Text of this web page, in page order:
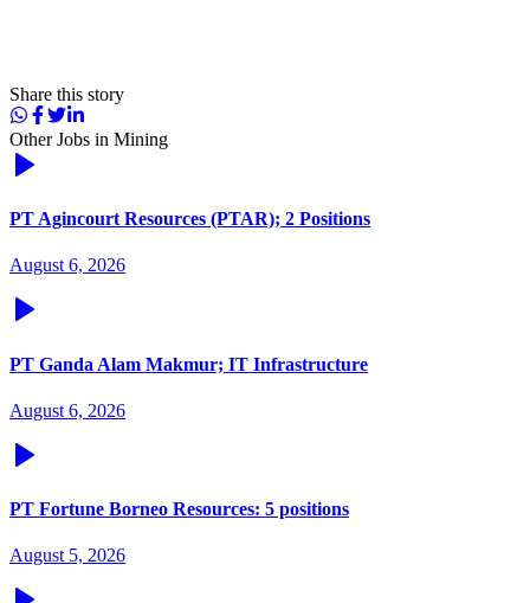
Share this story
Other Jobs in Mining
PT Agincourt Resources (PTAR); 2 Positions
August 6, 2026
PT Ganda Alam Makmur; IT Infrastructure
August 6, 2026
PT Fortune Borneo Resources: 5 positions
August 5, 2026